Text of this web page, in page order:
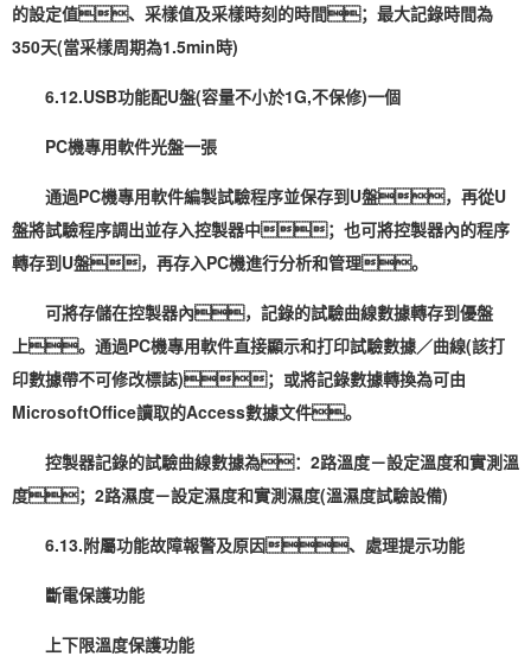
的設定值、采樣值及采樣時刻的時間；最大記錄時間為
350天(當采樣周期為1.5min時)
6.12.USB功能配U盤(容量不小於1G,不保修)一個
PC機專用軟件光盤一張
通過PC機專用軟件編製試驗程序並保存到U盤，再從U
盤將試驗程序調出並存入控製器中；也可將控製器內的程序
轉存到U盤，再存入PC機進行分析和管理。
可將存儲在控製器內，記錄的試驗曲線數據轉存到優盤
上。通過PC機專用軟件直接顯示和打印試驗數據／曲線(該打
印數據帶不可修改標誌)；或將記錄數據轉換為可由
MicrosoftOffice讀取的Access數據文件。
控製器記錄的試驗曲線數據為：2路溫度－設定溫度和實測溫
度；2路濕度－設定濕度和實測濕度(溫濕度試驗設備)
6.13.附屬功能故障報警及原因、處理提示功能
斷電保護功能
上下限溫度保護功能